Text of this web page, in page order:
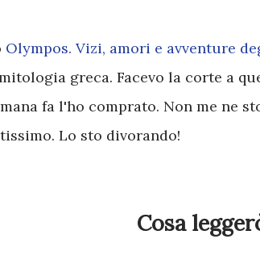
Olympos. Vizi, amori e avventure
greca. Facevo la corte a
fa l'ho comprato. Non me ne
Lo sto divorando!
Cosa